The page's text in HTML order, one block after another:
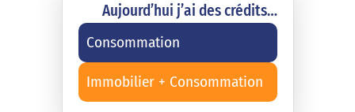
Aujourd’hui j’ai des crédits…
Consommation
Immobilier + Consommation